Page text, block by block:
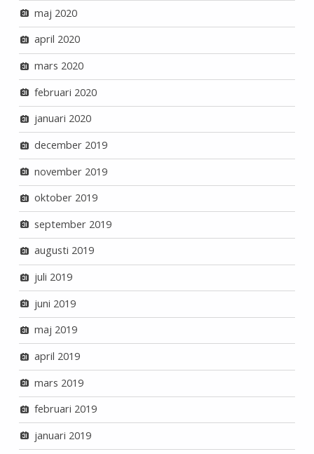
maj 2020
april 2020
mars 2020
februari 2020
januari 2020
december 2019
november 2019
oktober 2019
september 2019
augusti 2019
juli 2019
juni 2019
maj 2019
april 2019
mars 2019
februari 2019
januari 2019